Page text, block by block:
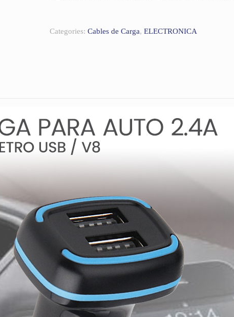
Categories: Cables de Carga, ELECTRONICA